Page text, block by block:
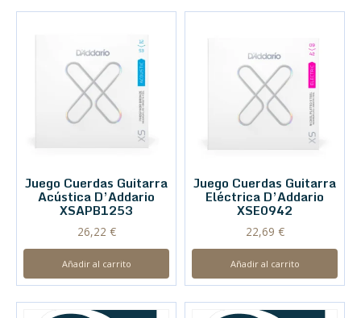
Juego Cuerdas Guitarra
Acústica D’Addario
XSAPB1253
26,22 €
Añadir al carrito
Juego Cuerdas Guitarra
Eléctrica D’Addario
XSE0942
22,69 €
Añadir al carrito